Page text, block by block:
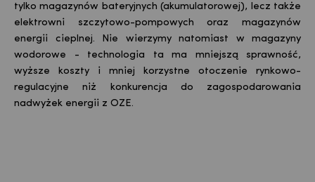
tylko magazynów bateryjnych (akumulatorowej), lecz także
elektrowni szczytowo-pompowych oraz magazynów
energii cieplnej. Nie wierzymy natomiast w magazyny
wodorowe - technologia ta ma mniejszą sprawność,
wyższe koszty i mniej korzystne otoczenie rynkowo-
regulacyjne niż konkurencja do zagospodarowania
nadwyżek energii z OZE.